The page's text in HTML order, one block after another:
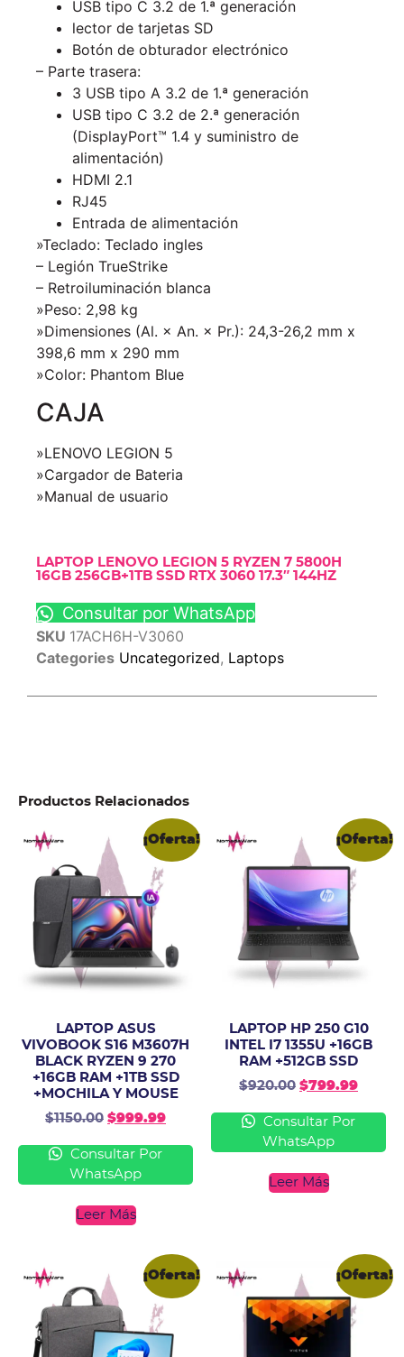
USB tipo C 3.2 de 1.ª generación
lector de tarjetas SD
Botón de obturador electrónico
– Parte trasera:
3 USB tipo A 3.2 de 1.ª generación
USB tipo C 3.2 de 2.ª generación
(DisplayPort™ 1.4 y suministro de
alimentación)
HDMI 2.1
RJ45
Entrada de alimentación
»Teclado: Teclado ingles
– Legión TrueStrike
– Retroiluminación blanca
»Peso: 2,98 kg
»Dimensiones (Al. × An. × Pr.): 24,3-26,2 mm x
398,6 mm x 290 mm
»Color: Phantom Blue
CAJA
»LENOVO LEGION 5
»Cargador de Bateria
»Manual de usuario
LAPTOP LENOVO LEGION 5 RYZEN 7 5800H
16GB 256GB+1TB SSD RTX 3060 17.3″ 144HZ
Consultar por WhatsApp
SKU 17ACH6H-V3060
Categories Uncategorized, Laptops
Productos Relacionados
¡Oferta!
LAPTOP ASUS
VIVOBOOK S16 M3607H
BLACK RYZEN 9 270
+16GB RAM +1TB SSD
+MOCHILA Y MOUSE
$1150.00 $999.99
Consultar Por
WhatsApp
Leer Más
¡Oferta!
LAPTOP HP 250 G10
INTEL I7 1355U +16GB
RAM +512GB SSD
$920.00 $799.99
Consultar Por
WhatsApp
Leer Más
¡Oferta! ¡Oferta!